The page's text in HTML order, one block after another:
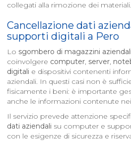
collegati alla rimozione dei materiali.
Cancellazione dati
supporti digitali a Pero
Lo sgombero di magazzini
coinvolgere computer, server,
digitali e dispositivi contenenti
aziendali. In questi casi non è
fisicamente i beni: è importante
anche le informazioni contenute
Il servizio prevede attenzione
dati aziendali su computer e
con le esigenze di sicurezza e